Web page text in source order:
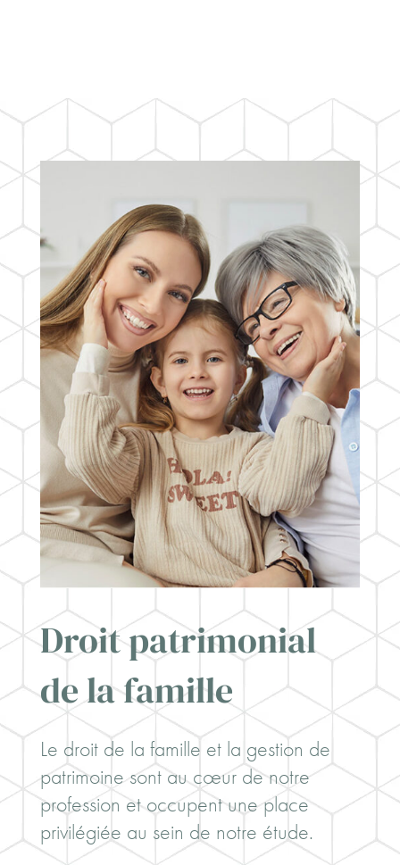
Droit patrimonial
de la famille
Le droit de la famille et la gestion de
patrimoine sont au cœur de notre
profession et occupent une place
privilégiée au sein de notre étude.